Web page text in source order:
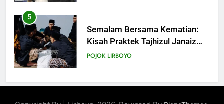
6
Di Balik Dinginnya Malam
Lirboyo, Santri Kelas III Aliyah
Belajar Praktik Tajhizul Janaiz
POJOK LIRBOYO
7